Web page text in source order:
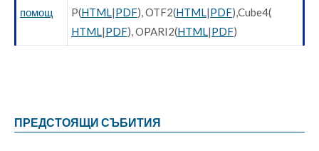
помощ
P(HTML|PDF), OTF2(HTML|PDF),Cube4(
HTML|PDF), OPARI2(HTML|PDF)
ПРЕДСТОЯЩИ СЪБИТИЯ